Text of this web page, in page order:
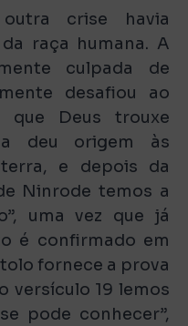
crise havia
raça humana. A
culpada de
desafiou ao
que Deus trouxe
deu origem às
e depois da
Ninrode temos a
uma vez que já
é confirmado em
fornece a prova
versículo 19 lemos
pode conhecer”,